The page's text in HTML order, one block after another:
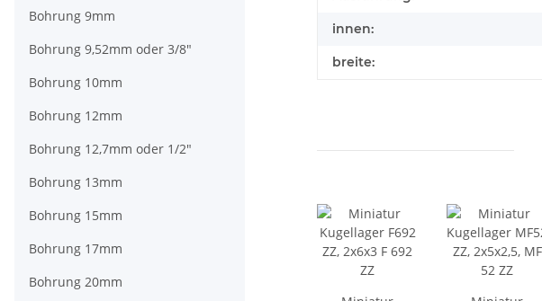
innen:
breite:
Bohrung 9mm
Bohrung 9,52mm oder 3/8"
Bohrung 10mm
Bohrung 12mm
Bohrung 12,7mm oder 1/2"
Bohrung 13mm
Bohrung 15mm
Bohrung 17mm
Bohrung 20mm